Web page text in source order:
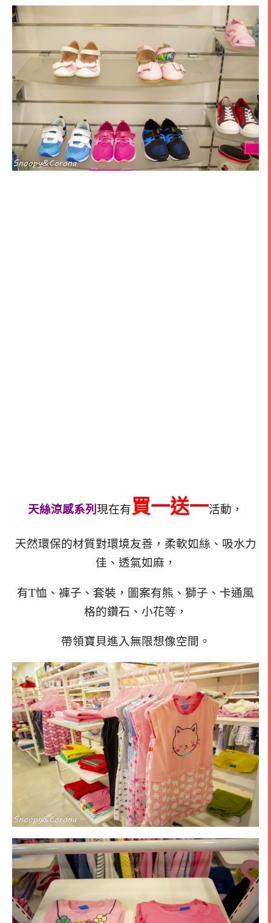
天絲涼感系列 現在有買一送一活動，
天然環保的材質對環境友善，柔軟如絲、吸水力
佳、透氣如麻，
有T恤、褲子、套裝，圖案有熊、獅子、卡通風
格的鑽石、小花等，
帶領寶貝進入無限想像空間。